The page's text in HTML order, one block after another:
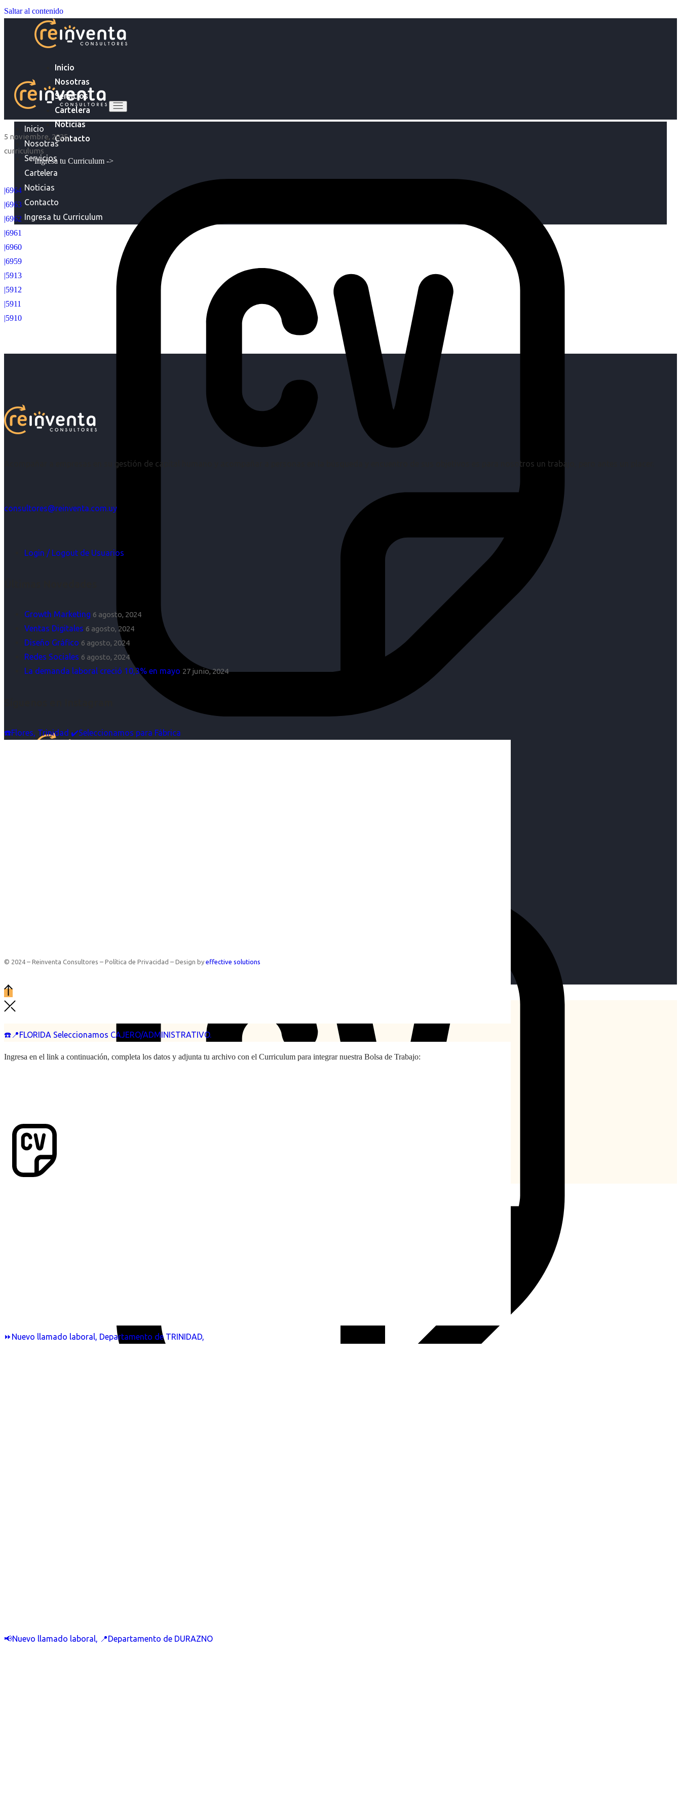
Saltar al contenido
Inicio
Nosotras
Servicios
Cartelera
Noticias
Contacto
Ingresa tu Curriculum ->
Inicio
Nosotras
Servicios
Cartelera
Noticias
Contacto
Ingresa tu Curriculum
5 noviembre, 2025
curriculums
|6964
|6963
|6962
|6961
|6960
|6959
|5913
|5912
|5911
|5910
Acompañar a empresas en su gestión de capital humano y acompañar a personas en la búsqueda y encuentro de sus objetivos es para nosotros un trabajo, pero antes un placer.
consultores@reinventa.com.uy
Login / Logout de Usuarios
Growth Marketing 6 agosto, 2024
Ventas Digitales 6 agosto, 2024
Diseño Gráfico 6 agosto, 2024
Redes Sociales 6 agosto, 2024
La demanda laboral creció 10,3% en mayo 27 junio, 2024
☎️Flores, Trinidad ✔️Seleccionamos para Fábrica
☎️📍FLORIDA Seleccionamos CAJERO/ADMINISTRATIVO.
⏩Nuevo llamado laboral, Departamento de TRINIDAD,
📢Nuevo llamado laboral, 📍Departamento de DURAZNO
© 2024 – Reinventa Consultores – Política de Privacidad – Design by effective solutions
Ingresa en el link a continuación, completa los datos y adjunta tu archivo con el Curriculum para integrar nuestra Bolsa de Trabajo: